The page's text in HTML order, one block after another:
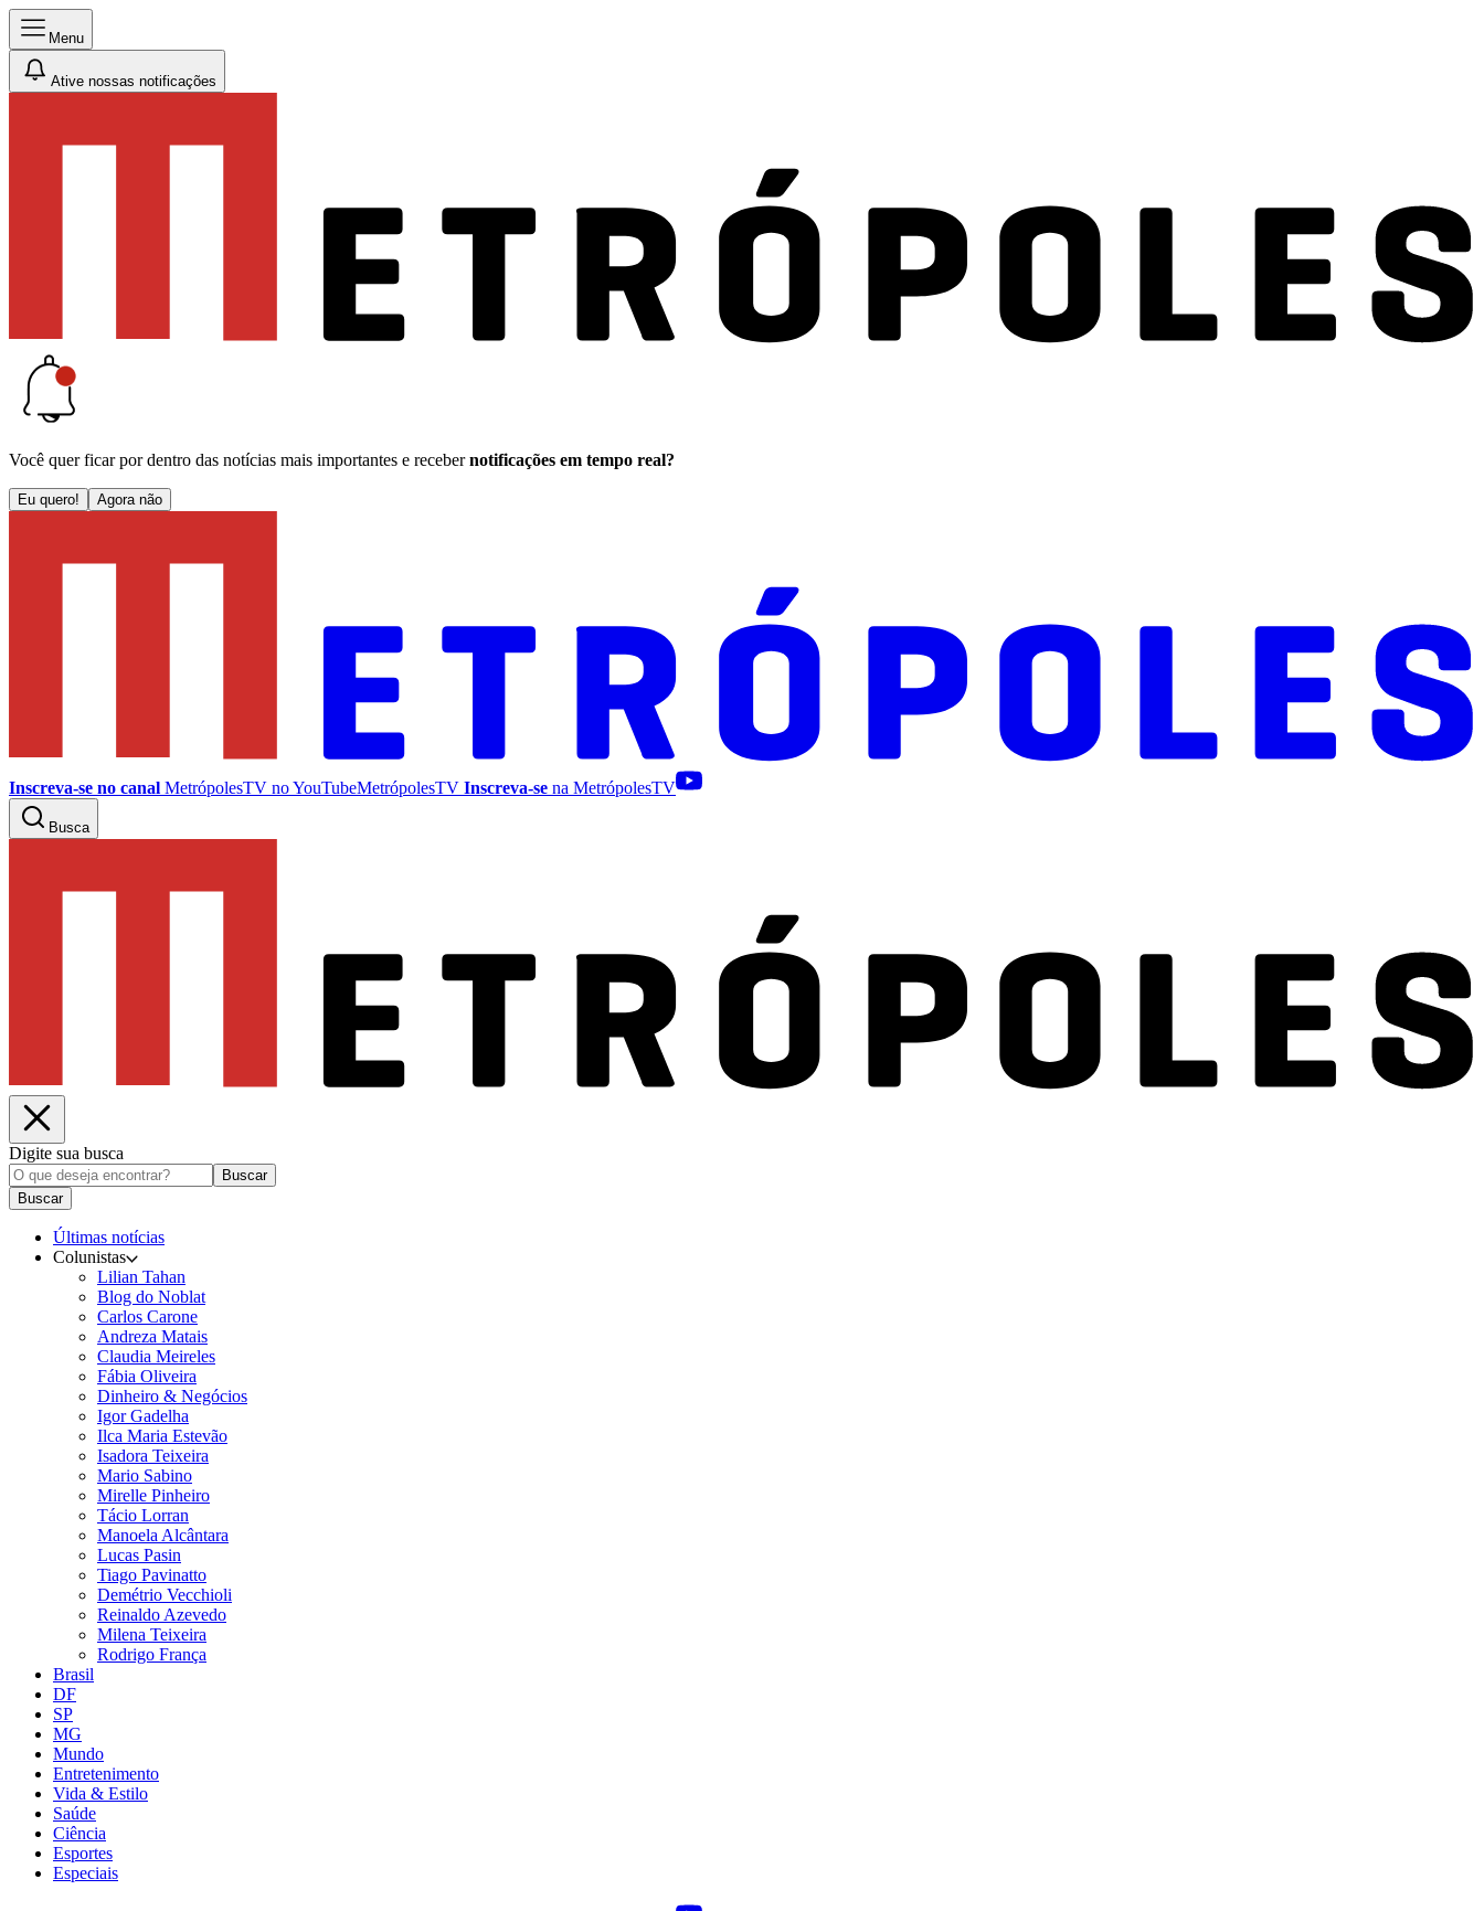
Menu
Ative nossas notificações
Você quer ficar por dentro das notícias mais importantes e receber notificações em tempo real?
Eu quero! Agora não
Inscreva-se no canal MetrópolesTV noYouTubeMetrópolesTV Inscreva-se na MetrópolesTV
Busca
Digite sua busca
Buscar
Buscar
Últimas notícias
Colunistas
Lilian Tahan
Blog do Noblat
Carlos Carone
Andreza Matais
Claudia Meireles
Fábia Oliveira
Dinheiro & Negócios
Igor Gadelha
Ilca Maria Estevão
Isadora Teixeira
Mario Sabino
Mirelle Pinheiro
Tácio Lorran
Manoela Alcântara
Lucas Pasin
Tiago Pavinatto
Demétrio Vecchioli
Reinaldo Azevedo
Milena Teixeira
Rodrigo França
Brasil
DF
SP
MG
Mundo
Entretenimento
Vida & Estilo
Saúde
Ciência
Esportes
Especiais